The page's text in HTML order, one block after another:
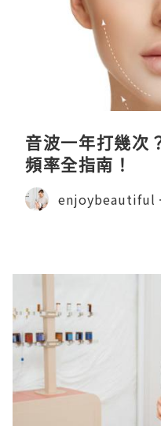
音波一年打幾
頻率全指南！
enjoybeautiful